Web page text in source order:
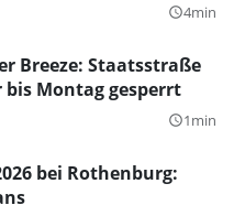
query_builder4min
Breeze: Staatsstraße
Montag gesperrt
query_builder1min
bei Rothenburg: